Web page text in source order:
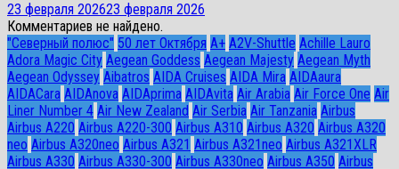
23 февраля 202623 февраля 2026
Комментариев не найдено.
"Северный полюс" 50 лет Октября A+ A2V-Shuttle Achille Lauro
Adora Magic City Aegean Goddess Aegean Majesty Aegean Myth
Aegean Odyssey Aibatros AIDA Cruises AIDA Mira AIDAaura
AIDACara AIDAnova AIDAprima AIDAvita Air Arabia Air Force One Air
Liner Number 4 Air New Zealand Air Serbia Air Tanzania Airbus
Airbus A220 Airbus A220-300 Airbus A310 Airbus A320 Airbus A320
neo Airbus A320neo Airbus A321 Airbus A321neo Airbus A321XLR
Airbus A330 Airbus A330-300 Airbus A330neo Airbus A350 Airbus